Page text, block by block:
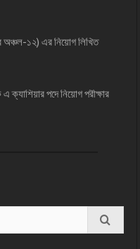
অঞ্চল-১২) এর নিয়োগ লিখিত
ক্যাশিয়ার পদে নিয়োগ পরীক্ষার